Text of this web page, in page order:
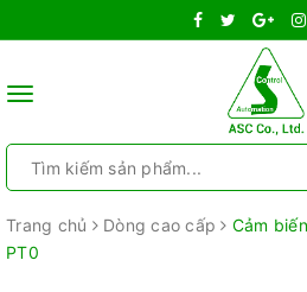
Toggle
Trang chủ Dòng cao cấp
Cảm
PT0